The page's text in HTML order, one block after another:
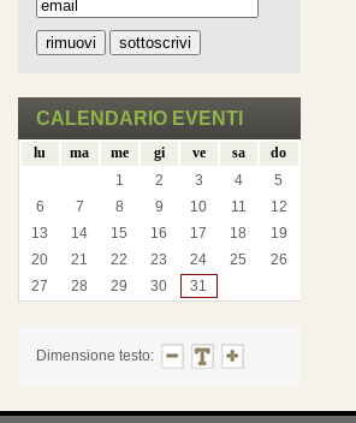
CALENDARIO EVENTI
lu ma me gi ve sa
do
1
2 3 4
5
6
7 8 9 10 11
12
13
14 15 16 17 18
19
20
21 22 23 24 25
26
27
28 29 30 31
Dimensione testo: